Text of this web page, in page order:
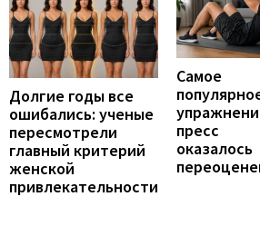
Долгие годы все
ошибались: ученые
пересмотрели
главный критерий
женской
привлекательности
Самое
пресс
оказалось